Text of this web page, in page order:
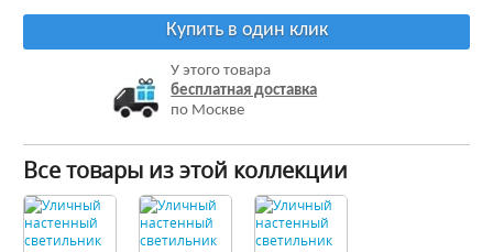
Купить в один клик
У этого товара
бесплатная доставка
по Москве
Все товары из этой коллекции